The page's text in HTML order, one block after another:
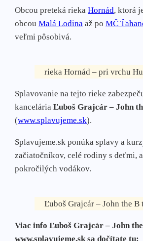
Obcou preteká rieka Hornád, ktorá
obcou Malá Lodina až po MČ
veľmi pôsobivá.
rieka Hornád – pri vrchu
Splavovanie na tejto rieke
kancelária Ľuboš Grajcár – John
(www.splavujeme.sk).
Splavujeme.sk ponúka splavy a
začiatočníkov, celé rodiny s deťmi,
pokročilých vodákov.
Ľuboš Grajcár – John the
Viac info Ľuboš Grajcár – John
www.splavujeme.sk sa dočítate tu: